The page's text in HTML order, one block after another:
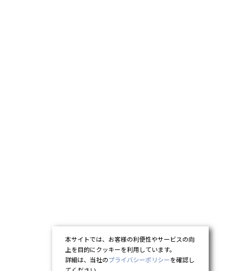
本サイトでは、お客様の利便性やサービスの向
上を目的にクッキーを利用しています。
詳細は、当社のプライバシーポリシーを確認し